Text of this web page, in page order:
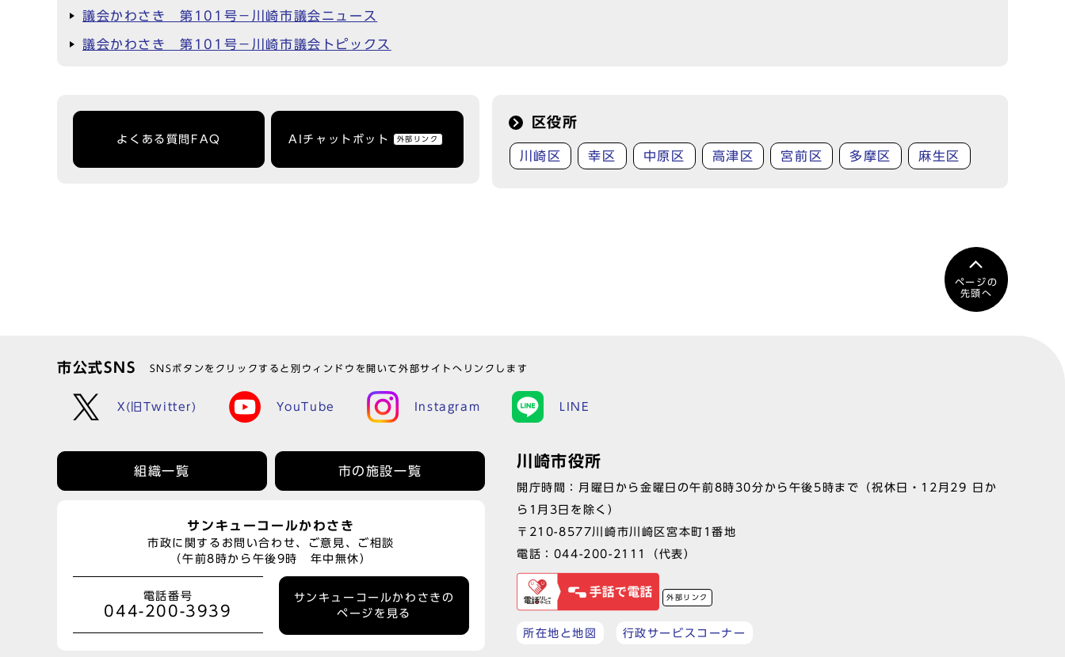
議会かわさき 第101号－川崎市議会ニュース
議会かわさき 第101号－川崎市議会トピックス
よくある質問FAQ AIチャットボット 外部リンク
区役所
川崎区 幸区 中原区 高津区 宮前区 多摩区 麻生区
ページの
先頭へ
市公式SNS SNSボタンをクリックすると別ウィンドウを開いて外部サイトへリンクします
X(旧Twitter) YouTube Instagram LINE
組織一覧 市の施設一覧
サンキューコールかわさき
市政に関するお問い合わせ、ご意見、ご相談
（午前8時から午後9時 年中無休）
電話番号
044-200-3939
サンキューコールかわさきの
ページを見る
川崎市役所
開庁時間：月曜日から金曜日の午前8時30分から午後5時まで（祝休日・12月29 日か
ら1月3日を除く）
〒210-8577川崎市川崎区宮本町1番地
電話： 044-200-2111 （代表）
外部リンク
所在地と地図 行政サービスコーナー